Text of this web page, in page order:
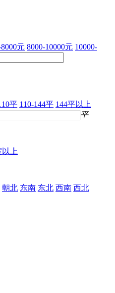
元 8000-10000元 10000-
平 110-144平 144平以上
平
以上
朝北 东南 东北 西南 西北